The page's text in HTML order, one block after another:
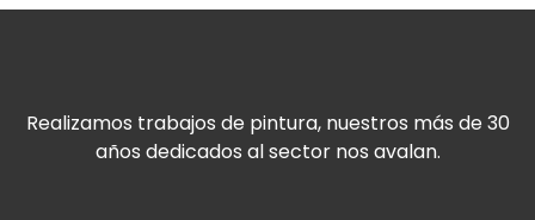
Realizamos trabajos de pintura, nuestros más de 30
años dedicados al sector nos avalan.